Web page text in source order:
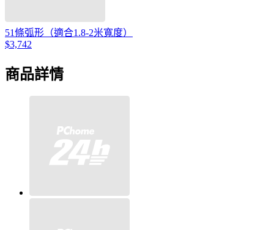
51條弧形（適合1.8-2米寬度）
$3,742
商品詳情